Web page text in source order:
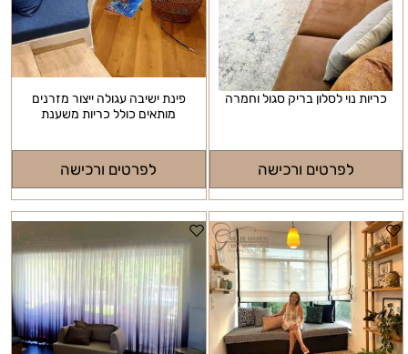
כריות נוי לסלון בריק סגול וחמרה
לפרטים ורכישה
פינת ישיבה עגולה ייצור מזרנים
מותאים כולל כריות משענת
לפרטים ורכישה